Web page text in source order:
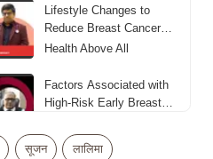
Lifestyle Changes to
Reduce Breast Cancer
Risk
Health Above All
Factors Associated with
High-Risk Early Breast
सूजन लालिमा